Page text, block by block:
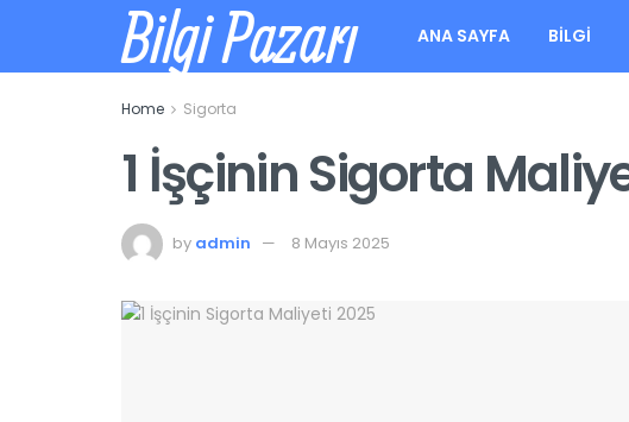
Bilgi Pazarı ANA SAYFA BILGI
Home Sigorta
1 İşçinin Sigorta
by admin 8 Mayıs 2025